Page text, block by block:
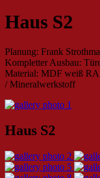
Haus S2
Planung: Frank
Kompletter Ausbau:
Material: MDF weiß
/ Mineralwerkstoff
Haus S2